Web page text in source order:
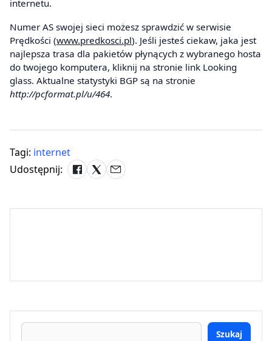
internetu.
Numer AS swojej sieci możesz sprawdzić w serwisie
Prędkości (www.predkosci.pl). Jeśli jesteś ciekaw, jaka jest
najlepsza trasa dla pakietów płynących z wybranego hosta
do twojego komputera, kliknij na stronie link Looking
glass. Aktualne statystyki BGP są na stronie
http://pcformat.pl/u/464.
Tagi: internet
Udostępnij:
Szukaj